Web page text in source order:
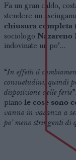
Fa un gran caldo,
stendere un
chiusura completa
sociologo Nazareno
indovinate un po’…
“In effetti il
consuetudini, quindi
disposizione delle ferie
piano le cose sono
vanno in vacanza a
po’ meno stringenti di